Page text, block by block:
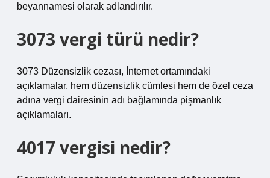
beyannamesi olarak adlandırılır.
3073 vergi türü nedir?
3073 Düzensizlik cezası, İnternet ortamındaki
açıklamalar, hem düzensizlik cümlesi hem de özel ceza
adına vergi dairesinin adı bağlamında pişmanlık
açıklamaları.
4017 vergisi nedir?